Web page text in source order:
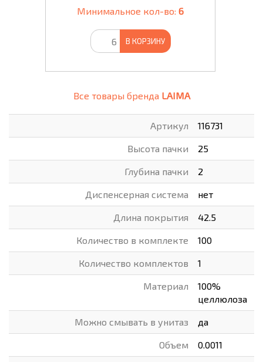
Минимальное кол-во: 6
В КОРЗИНУ
Все товары бренда LAIMA
Артикул 116731
Высота пачки 25
Глубина пачки 2
Диспенсерная система нет
Длина покрытия 42.5
Количество в комплекте 100
Количество комплектов 1
Материал
100%
целлюлоза
Можно смывать в унитаз да
Объем 0.0011